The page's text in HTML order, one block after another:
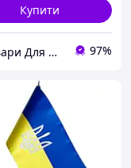
Купити
📦 Товари Для Дому 97%